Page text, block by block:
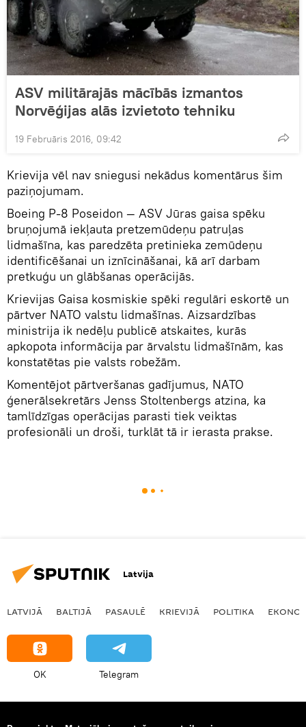
ASV militārajās mācībās izmantos
Norvēģijas alās izvietoto tehniku
19 Februāris 2016, 09:42
Krievija vēl nav sniegusi nekādus komentārus šim
paziņojumam.
Boeing P-8 Poseidon — ASV Jūras gaisa spēku
bruņojumā iekļauta pretzemūdeņu patruļas
lidmašīna, kas paredzēta pretinieka zemūdeņu
identificēšanai un iznīcināšanai, kā arī darbam
pretkuģu un glābšanas operācijās.
Krievijas Gaisa kosmiskie spēki regulāri eskortē un
pārtver NATO valstu lidmašīnas. Aizsardzības
ministrija ik nedēļu publicē atskaites, kurās
apkopota informācija par ārvalstu lidmašīnām, kas
konstatētas pie valsts robežām.
Komentējot pārtveršanas gadījumus, NATO
ģenerālsekretārs Jenss Stoltenbergs atzina, ka
tamlīdzīgas operācijas parasti tiek veiktas
profesionāli un droši, turklāt tā ir ierasta prakse.
Latvija
LATVIJĀ BALTIJĀ PASAULĒ KRIEVIJĀ POLITIKA
OK Telegram